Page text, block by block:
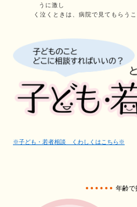
うに激し
く泣くときは、病院で見てもらう
※子ども・若者相談 くわしくはこちら※
年齢で